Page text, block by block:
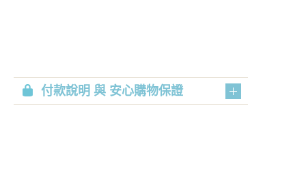
付款說明 與 安心購物保證